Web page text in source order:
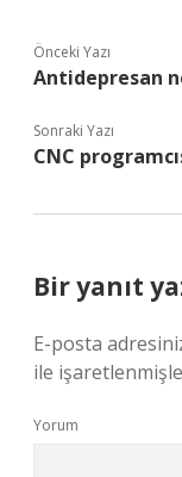
Önceki Yazı
Antidepresan
Sonraki Yazı
CNC
Bir yanıt
E-posta
ile
Yorum